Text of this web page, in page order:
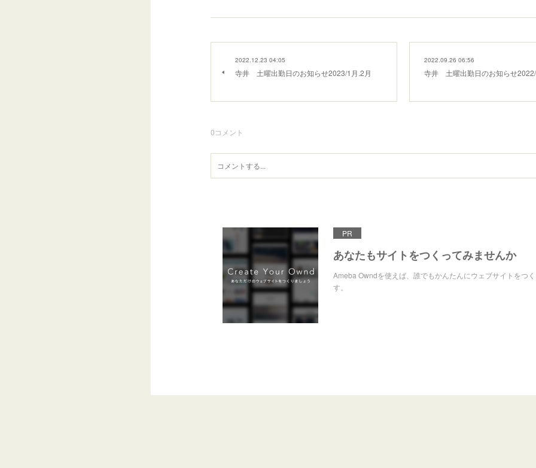
2022.12.23 04:05
寺井 土曜出勤日のお知らせ2023/1月.2月
2022.09.26 06:56
寺井 土曜出勤日のお知らせ
0コメント
PR
あなたもサイトをつくってみませんか
Ameba Owndを使えば、誰でもかんたんにウェブサイトをつ
す。